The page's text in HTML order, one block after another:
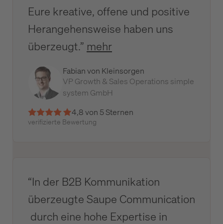
Eure kreative, offene und positive
Herangehensweise haben uns
überzeugt.” mehr
Fabian von Kleinsorgen
VP Growth & Sales Operations simple
system GmbH
4,8 von 5 Sternen
verifizierte Bewertung
“In der B2B Kommunikation
überzeugte Saupe Communication
durch eine hohe Expertise in